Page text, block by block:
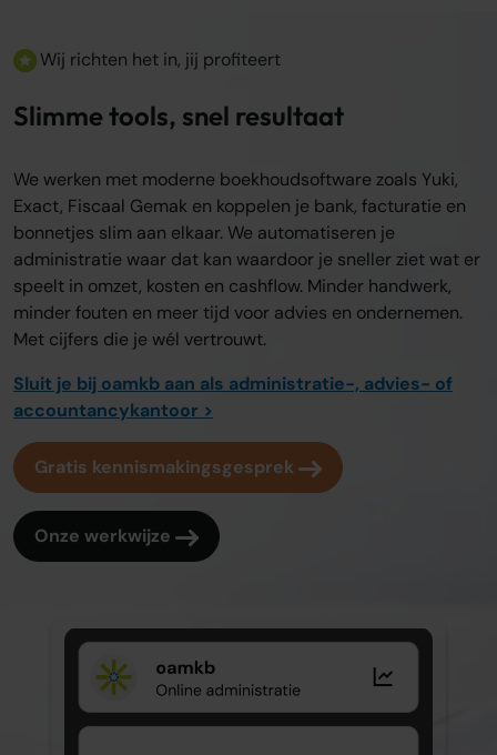
Wij richten het in, jij profiteert
Slimme tools, snel resultaat
We werken met moderne boekhoudsoftware zoals Yuki,
Exact, Fiscaal Gemak en koppelen je bank, facturatie en
bonnetjes slim aan elkaar. We automatiseren je
administratie waar dat kan waardoor je sneller ziet wat er
speelt in omzet, kosten en cashflow. Minder handwerk,
minder fouten en meer tijd voor advies en ondernemen.
Met cijfers die je wél vertrouwt.
Sluit je bij oamkb aan als administratie-, advies- of
accountancykantoor >
Gratis kennismakingsgesprek
Onze werkwijze